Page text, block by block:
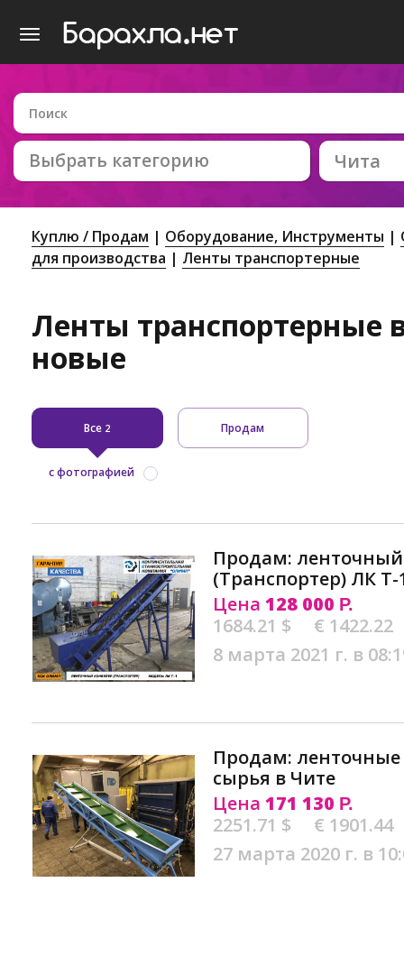
Выбрать категорию Чита
Куплю / Продам Оборудование, Инструменты
для производства
Ленты транспортерные
Ленты транспортерные
новые
Все 2 Продам
с фотографией
Продам:
(Транспортер) ЛК Т-
Цена 128 000 Р.
1684.21 $
€ 1422.22
8 марта 2021 г. в
Продам:
сырья в Чите
Цена 171 130 Р.
2251.71 $
€ 1901.44
27 марта 2020 г. в